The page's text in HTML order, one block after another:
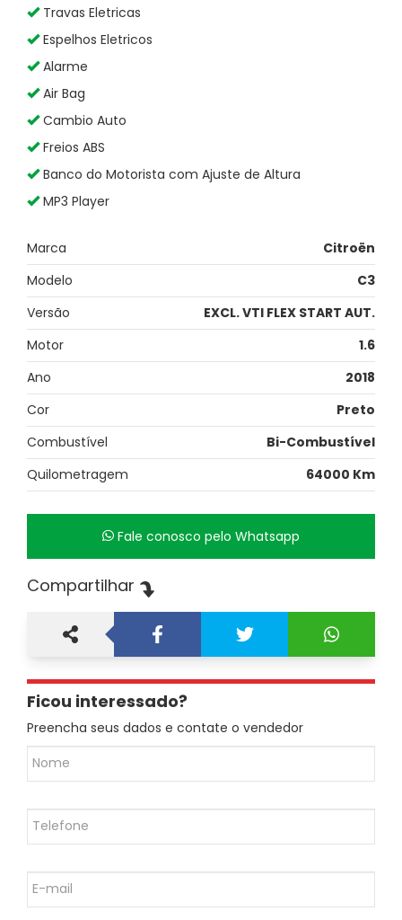
Travas Eletricas
Espelhos Eletricos
Alarme
Air Bag
Cambio Auto
Freios ABS
Banco do Motorista com Ajuste de Altura
MP3 Player
Marca
Citroën
Modelo
C3
Versão
EXCL. VTI FLEX START AUT.
Motor
1.6
Ano
2018
Cor
Preto
Combustível
Bi-Combustível
Quilometragem
64000 Km
Fale conosco pelo Whatsapp
Compartilhar
Ficou interessado?
Preencha seus dados e contate o vendedor